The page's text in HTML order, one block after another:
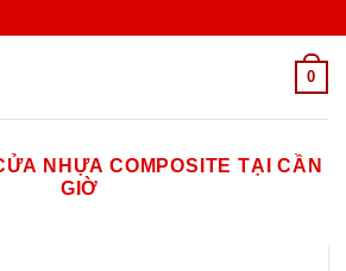
0
NHỰA COMPOSITE TẠI CẦN
GIỜ